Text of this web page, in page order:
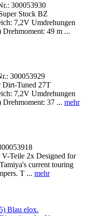
300053930
Stock BZ
7,2V Umdrehungen
49 m ...
300053929
Dirt-Tuned 27T
7,2V Umdrehungen
37 ... mehr
Teile 2x Designed for
current touring
T ... mehr